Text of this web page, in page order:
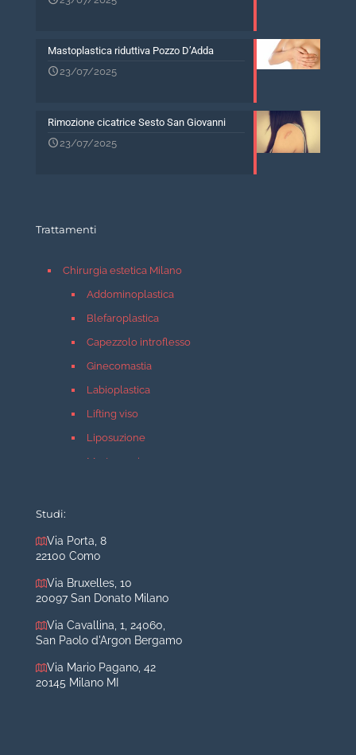
Mastoplastica riduttiva Pozzo D’Adda
23/07/2025
Rimozione cicatrice Sesto San Giovanni
23/07/2025
Trattamenti
Chirurgia estetica Milano
Addominoplastica
Blefaroplastica
Capezzolo introflesso
Ginecomastia
Labioplastica
Lifting viso
Liposuzione
Mastopessi
Rinoplastica
Medicina estetica Milano
Acido ialuronico viso
Aumento labbra
Filler
Studi:
Via Porta, 8
22100 Como
Via Bruxelles, 10
20097 San Donato Milano
Via Cavallina, 1, 24060,
San Paolo d'Argon Bergamo
Via Mario Pagano, 42
20145 Milano MI